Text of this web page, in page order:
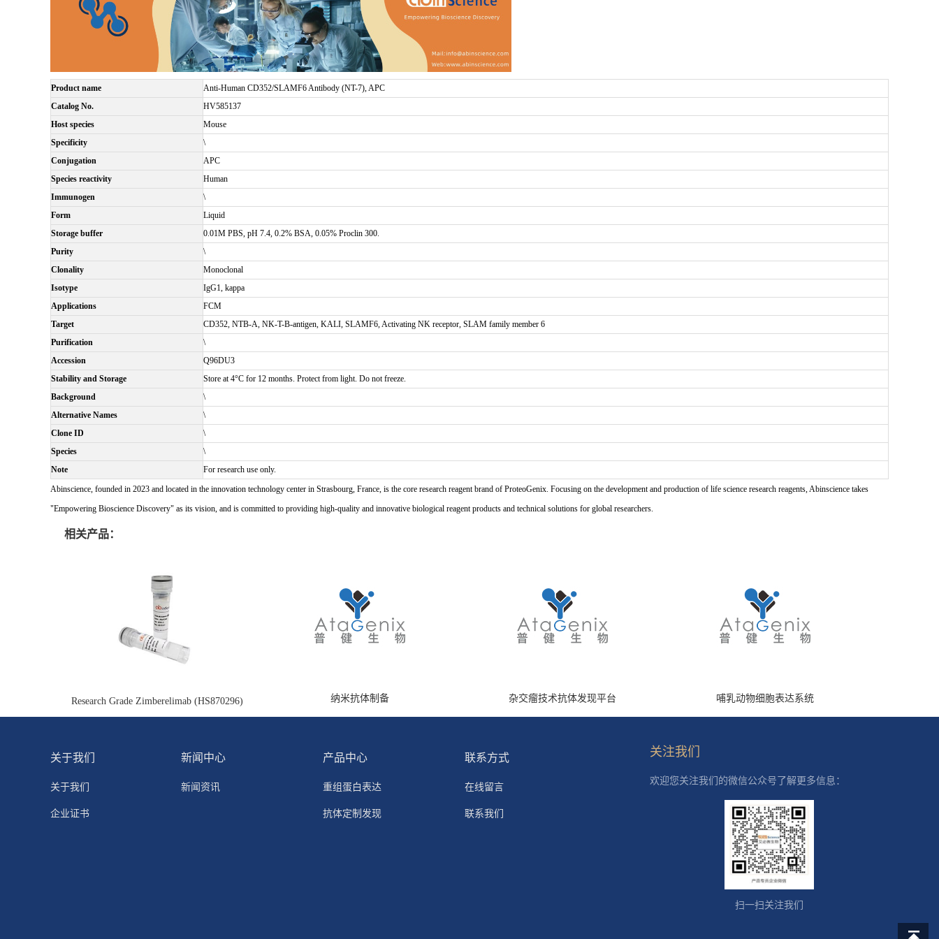
Product name
Anti-Human CD352/SLAMF6 Antibody (NT-7), APC
Catalog No.
HV585137
Host species
Mouse
Specificity
\
Conjugation
APC
Species reactivity
Human
Immunogen
\
Form
Liquid
Storage buffer
0.01M PBS, pH 7.4, 0.2% BSA, 0.05% Proclin 300.
Purity
\
Clonality
Monoclonal
Isotype
IgG1, kappa
Applications
FCM
Target
CD352, NTB-A, NK-T-B-antigen, KALI, SLAMF6, Activating NK receptor, SLAM family member 6
Purification
\
Accession
Q96DU3
Stability and Storage
Store at 4°C for 12 months. Protect from light. Do not freeze.
Background
\
Alternative Names
\
Clone ID
\
Species
\
Note
For research use only.
Abinscience, founded in 2023 and located in the innovation technology center in Strasbourg, France, is the core research reagent brand of ProteoGenix. Focusing on the development and production of life science research reagents, Abinscience takes
"Empowering Bioscience Discovery" as its vision, and is committed to providing high-quality and innovative biological reagent products and technical solutions for global researchers.
相关产品：
Research Grade Zimberelimab (HS870296) 纳米抗体制备 杂交瘤技术抗体发现平台 哺乳动物细胞表达系统
关于我们
关于我们
企业证书
新闻中心
新闻资讯
产品中心
重组蛋白表达
抗体定制发现
联系方式
在线留言
联系我们
关注我们
欢迎您关注我们的微信公众号了解更多信息：
扫一扫关注我们